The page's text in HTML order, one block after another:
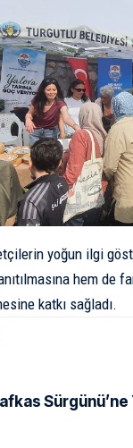
yoğun ilgi
hem de
katkı sağladı.
Sürgünü’ne